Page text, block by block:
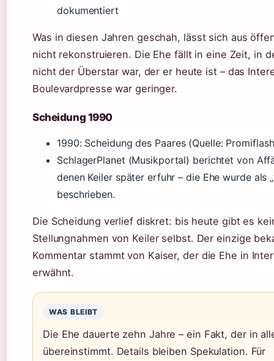
dokumentiert
Was in diesen Jahren geschah, lässt sich aus
nicht rekonstruieren. Die Ehe fällt in eine Zeit, in
nicht der Überstar war, der er heute ist – das
Boulevardpresse war geringer.
Scheidung 1990
1990: Scheidung des Paares (Quelle:
SchlagerPlanet (Musikportal) berichtet von
denen Keiler später erfuhr – die Ehe wurde als
beschrieben.
Die Scheidung verlief diskret: bis heute gibt es
Stellungnahmen von Keiler selbst. Der einzige
Kommentar stammt von Kaiser, der die Ehe in
erwähnt.
WAS BLEIBT
Die Ehe dauerte zehn Jahre – ein Fakt, der in
übereinstimmt. Details bleiben Spekulation. Für